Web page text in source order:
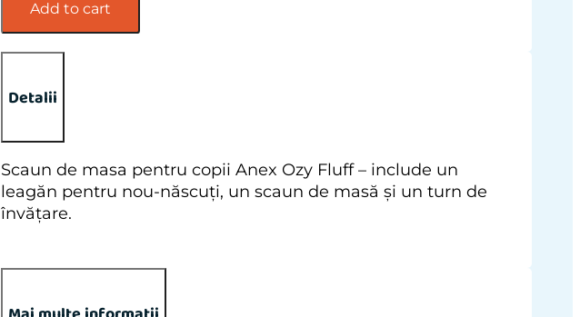
Add to cart
Detalii
Scaun de masa pentru copii Anex Ozy Fluff – include un
leagăn pentru nou-născuți, un scaun de masă și un turn de
învățare.